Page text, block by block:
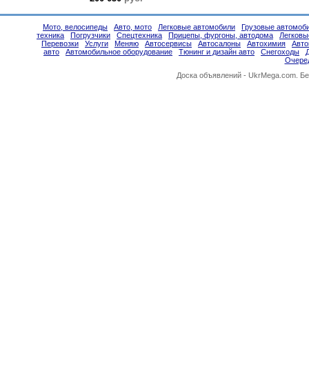
Мото, велосипеды Авто, мото Легковые автомобили
Грузовые
техника
Погрузчики Спецтехника Прицепы, фургоны, автодома
Перевозки
Услуги Меняю Автосервисы Автосалоны Автохимия
авто
Автомобильное оборудование Тюнинг и дизайн авто Снегоходы
Доска объявлений - UkrMega.com.